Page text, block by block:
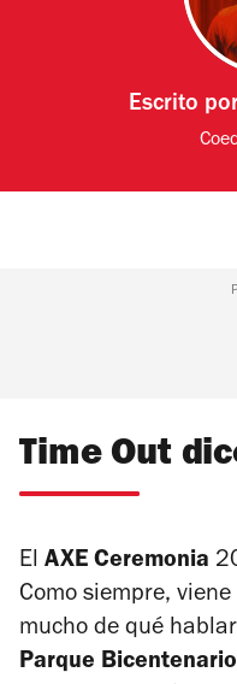
Escrito
Time Out
El AXE Ceremonia
Como siempre,
mucho de qué
Parque Bicentenario